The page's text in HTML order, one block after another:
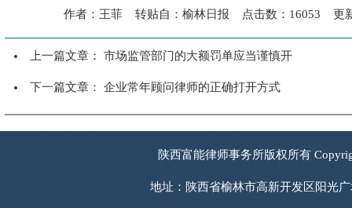
作者：王菲 转贴自：榆林日报 点击数：16053 更
上一篇文章： 市场监管部门的大额罚单应当谨慎开
下一篇文章： 企业常年顾问律师的正确打开方式
陕西富能律师事务所版权所有
地址：陕西省榆林市高新开发区阳光